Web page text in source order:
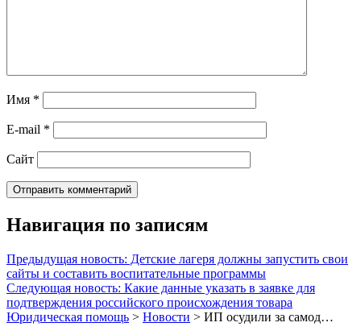
Имя *
E-mail *
Сайт
Навигация по записям
Предыдущая новость: Детские лагеря должны запустить свои
сайты и составить воспитательные программы
Следующая новость: Какие данные указать в заявке для
подтверждения российского происхождения товара
Юридическая помощь > Новости > ИП осудили за самод…